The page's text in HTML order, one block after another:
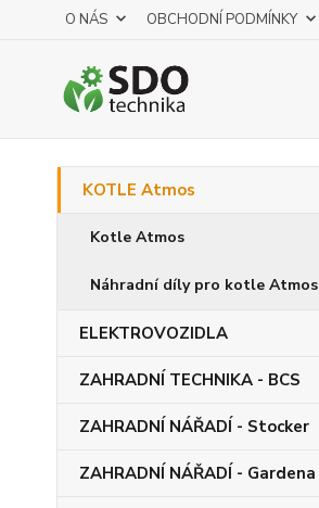
O NÁS OBCHODNÍ PODMÍNKY
KOTLE Atmos
Kotle Atmos
Náhradní díly pro kotle Atmos
ELEKTROVOZIDLA
ZAHRADNÍ TECHNIKA - BCS
ZAHRADNÍ NÁŘADÍ - Stocker
ZAHRADNÍ NÁŘADÍ - Gardena